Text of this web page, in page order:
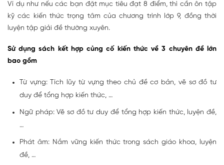
Ví dụ như nếu các bạn đặt mục tiêu đạt 8 điểm, thì cần ôn tập
kỹ các kiến thức trọng tâm của chương trình lớp 9, đồng thời
luyện tập giải đề thường xuyên.
Sử dụng sách kết hợp củng cố kiến thức về 3 chuyên đề lớn
bao gồm
Từ vựng: Tích lũy từ vựng theo chủ đề cơ bản, vẽ sơ đồ tư
duy để tổng hợp kiến thức, …
Ngữ pháp: Vẽ sơ đồ tư duy để tổng hợp kiến thức, luyện đề,
…
Phát âm: Nắm vững kiến thức trong sách giáo khoa, luyện
đề, …